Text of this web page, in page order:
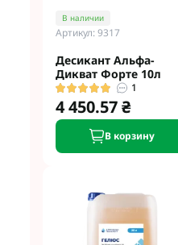
Фунгициды АХТ
Фунгициды Corteva
Фунгициды Альфа Смарт Агро
Фунгициды Пест ЮА
Фунгициды Укравит
Фунгициды Химагромаркетинг
Фунгициды BAYER
Фунгициды NERTUS
В наличии
Артикул: 9317
Десикант Альфа-
Дикват Форте 10л
1
4 450.57 ₴
В корзину